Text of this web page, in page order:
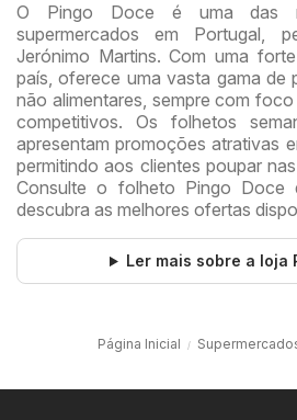
O Pingo Doce é uma das
supermercados em Portugal,
Jerónimo Martins. Com uma
país, oferece uma vasta gama de
não alimentares, sempre com
competitivos. Os folhetos
apresentam promoções atrativas
permitindo aos clientes poupar
Consulte o folheto Pingo Doce
descubra as melhores ofertas
Ler mais sobre a loja
Página Inicial